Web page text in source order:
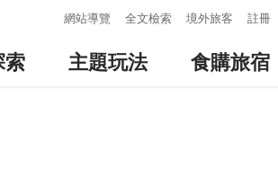
網站導覽 全文檢索 境外旅客 註冊
索 主題玩法 食購旅宿